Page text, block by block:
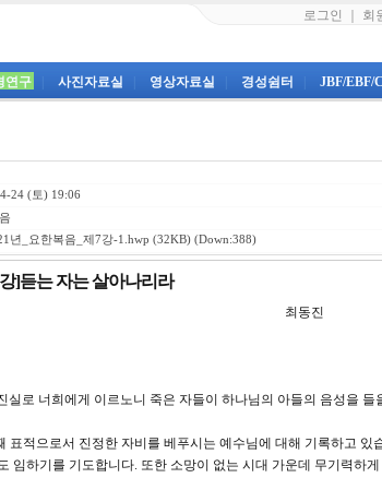
로그인 회
연구 사진자료실 영상자료실 경성쉼터 JBF/EBF/
24 (토) 19:06
년_요한복음_제7강-1.hwp (32KB) (Down:388)
]듣는 자는 살아나리라
복음 제7강 최동진
실로 너희에게 이르노니 죽은 자들이 하나님의 아들의 음성을
표적으로서 진정한 자비를 베푸시는 예수님에 대해 기록하고 있
임하기를 기도합니다. 또한 소망이 없는 시대 가운데 무기력하